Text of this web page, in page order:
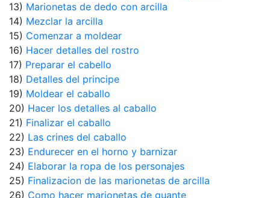
13) Marionetas de dedo con arcilla
14) Mezclar la arcilla
15) Comenzar a moldear
16) Hacer detalles del rostro
17) Preparar el cabello
18) Detalles del principe
19) Moldear el caballo
20) Hacer los detalles al caballo
21) Finalizar el caballo
22) Las crines del caballo
23) Endurecer en el horno y barnizar
24) Elaborar la ropa de los personajes
25) Finalizacion de las marionetas de arcilla
26) Como hacer marionetas de guante